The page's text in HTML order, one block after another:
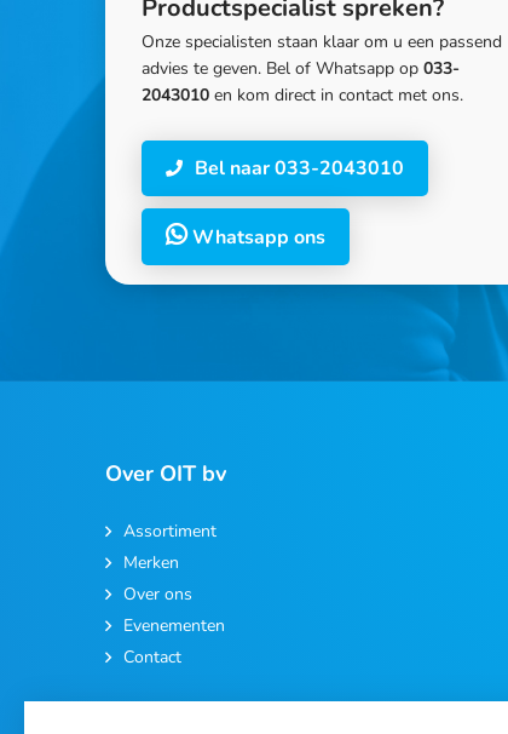
Productspecialist spreken?
Onze specialisten staan klaar om u een passend
advies te geven. Bel of Whatsapp op 033-
2043010 en kom direct in contact met ons.
Bel naar 033-2043010
Whatsapp ons
Over OIT bv
Assortiment
Merken
Over ons
Evenementen
Contact